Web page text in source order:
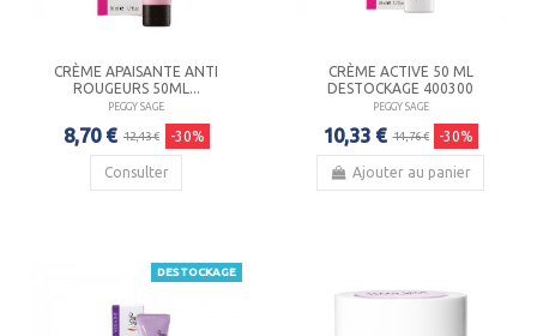
CRÈME APAISANTE ANTI
ROUGEURS 50ML...
PEGGY SAGE
8,70 € 12,43 € -30%
Consulter
CRÈME ACTIVE 50 ML
DESTOCKAGE 400300
PEGGY SAGE
10,33 € 14,76 € -30%
Ajouter au panier
DESTOCKAGE